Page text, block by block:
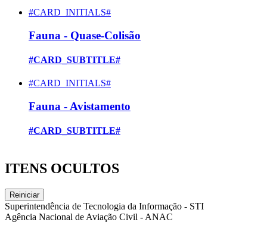
#CARD_INITIALS#
Fauna - Quase-Colisão
#CARD_SUBTITLE#
#CARD_INITIALS#
Fauna - Avistamento
#CARD_SUBTITLE#
ITENS OCULTOS
Reiniciar
Superintendência de Tecnologia da Informação - STI
Agência Nacional de Aviação Civil - ANAC